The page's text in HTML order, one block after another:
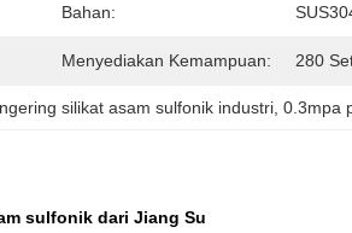
Bahan:
Menyediakan Kemampuan: 280
silikat asam sulfonik industri , 0.3mpa
sulfonik dari Jiang Su